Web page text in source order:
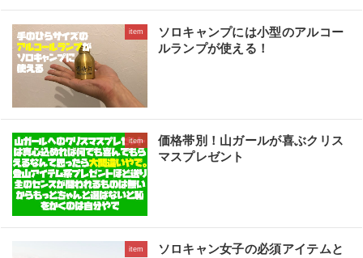
item
ソロキャンプには小型のアルコー
ルランプが使える！
item
価格帯別！山ガールが喜ぶクリス
マスプレゼント
item
ソロキャン女子の必須アイテムと